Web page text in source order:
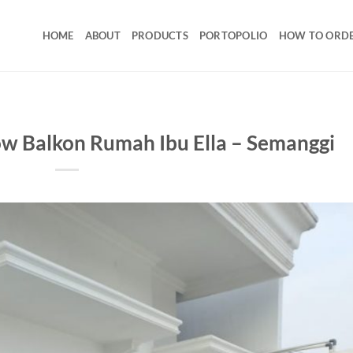
HOME ABOUT PRODUCTS PORTOPOLIO HOW TO
Balkon Rumah Ibu Ella – Semanggi